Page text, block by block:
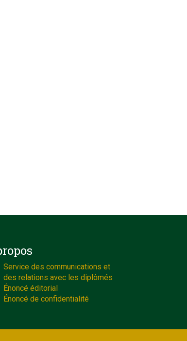
Service des communications et
des relations avec les diplômés
Énoncé éditorial
Énoncé de confidentialité